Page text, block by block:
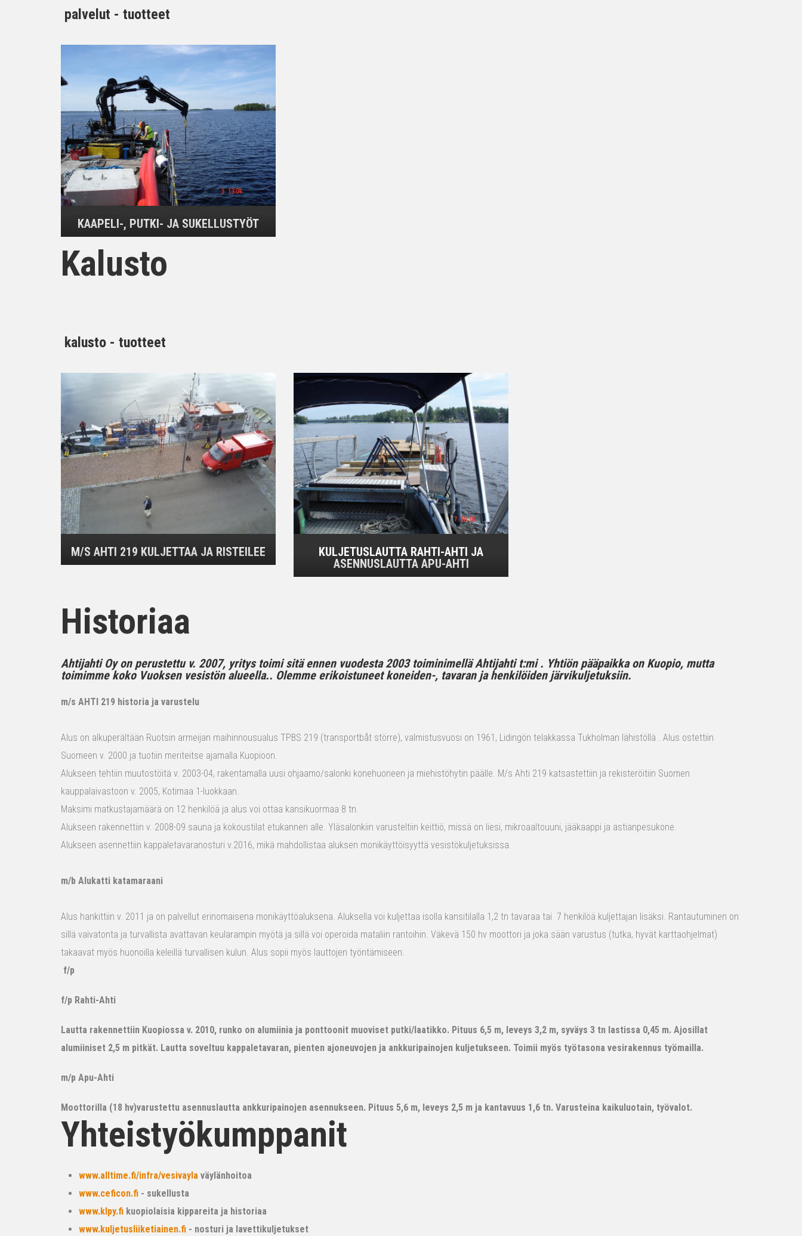
palvelut - tuotteet
KAAPELI-, PUTKI- JA SUKELLUSTYÖT
Kalusto
kalusto - tuotteet
M/S AHTI 219 KULJETTAA JA RISTEILEE
KULJETUSLAUTTA RAHTI-AHTI JA
ASENNUSLAUTTA APU-AHTI
Historiaa
Ahtijahti Oy on perustettu v. 2007, yritys toimi sitä ennen vuodesta 2003 toiminimellä Ahtijahti t:mi . Yhtiön pääpaikka on Kuopio, mutta
toimimme koko Vuoksen vesistön alueella.. Olemme erikoistuneet koneiden-, tavaran ja henkilöiden järvikuljetuksiin.
m/s AHTI 219 historia ja varustelu
Alus on alkuperältään Ruotsin armeijan maihinnousualus TPBS 219 (transportbåt större), valmistusvuosi on 1961, Lidingön telakkassa Tukholman lähistöllä . Alus ostettiin
Suomeen v. 2000 ja tuotiin meriteitse ajamalla Kuopioon.
Alukseen tehtiin muutostöitä v. 2003-04, rakentamalla uusi ohjaamo/salonki konehuoneen ja miehistöhytin päälle. M/s Ahti 219 katsastettiin ja rekisteröitiin Suomen
kauppalaivastoon v. 2005, Kotimaa 1-luokkaan.
Maksimi matkustajamäärä on 12 henkilöä ja alus voi ottaa kansikuormaa 8 tn.
Alukseen rakennettiin v. 2008-09 sauna ja kokoustilat etukannen alle. Yläsalonkiin varusteltiin keittiö, missä on liesi, mikroaaltouuni, jääkaappi ja astianpesukone.
Alukseen asennettiin kappaletavaranosturi v.2016, mikä mahdollistaa aluksen monikäyttöisyyttä vesistökuljetuksissa.
m/b Alukatti katamaraani
Alus hankittiin v. 2011 ja on palvellut erinomaisena monikäyttöaluksena. Aluksella voi kuljettaa isolla kansitilalla 1,2 tn tavaraa tai 7 henkilöä kuljettajan lisäksi. Rantautuminen on
sillä vaivatonta ja turvallista avattavan keularampin myötä ja sillä voi operoida mataliin rantoihin. Väkevä 150 hv moottori ja joka sään varustus (tutka, hyvät karttaohjelmat)
takaavat myös huonoilla keleillä turvallisen kulun. Alus sopii myös lauttojen työntämiseen.
f/p
f/p Rahti-Ahti
Lautta rakennettiin Kuopiossa v. 2010, runko on alumiinia ja ponttoonit muoviset putki/laatikko. Pituus 6,5 m, leveys 3,2 m, syväys 3 tn lastissa 0,45 m. Ajosillat
alumiiniset 2,5 m pitkät. Lautta soveltuu kappaletavaran, pienten ajoneuvojen ja ankkuripainojen kuljetukseen. Toimii myös työtasona vesirakennus työmailla.
m/p Apu-Ahti
Moottorilla (18 hv)varustettu asennuslautta ankkuripainojen asennukseen. Pituus 5,6 m, leveys 2,5 m ja kantavuus 1,6 tn. Varusteina kaikuluotain, työvalot.
Yhteistyökumppanit
www.alltime.fi/infra/vesivayla väylänhoitoa
www.ceficon.fi - sukellusta
www.klpy.fi kuopiolaisia kippareita ja historiaa
www.kuljetusliiketiainen.fi - nosturi ja lavettikuljetukset